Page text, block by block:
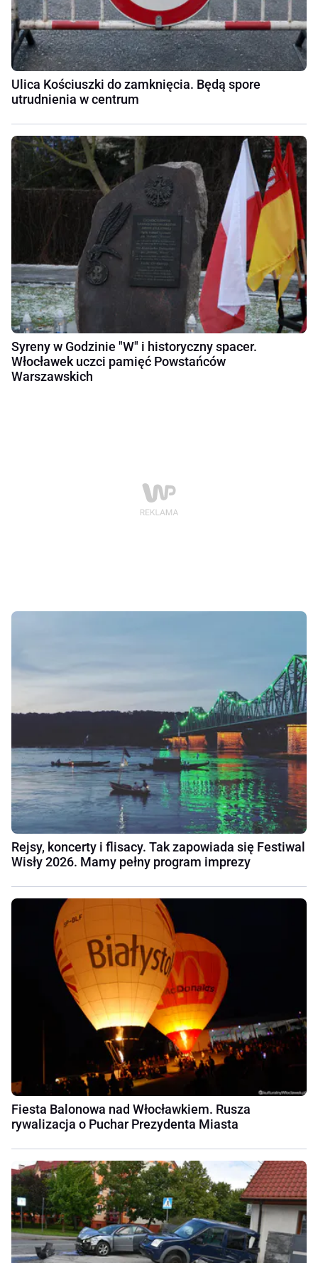
Ulica Kościuszki do zamknięcia. Będą spore
utrudnienia w centrum
Syreny w Godzinie "W" i historyczny spacer.
Włocławek uczci pamięć Powstańców
Warszawskich
Rejsy, koncerty i flisacy. Tak zapowiada się Festiwal
Wisły 2026. Mamy pełny program imprezy
Fiesta Balonowa nad Włocławkiem. Rusza
rywalizacja o Puchar Prezydenta Miasta